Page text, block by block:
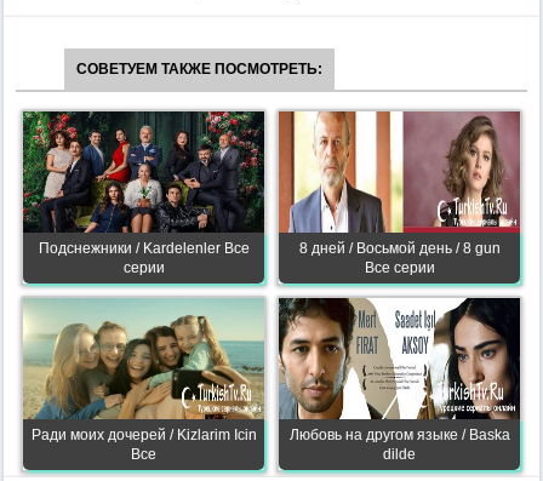
СОВЕТУЕМ ТАКЖЕ ПОСМОТРЕТЬ:
Подснежники / Kardelenler Все
серии
8 дней / Восьмой день / 8 gun
Все серии
Ради моих дочерей / Kizlarim Icin
Все
Любовь на другом языке / Baska
dilde